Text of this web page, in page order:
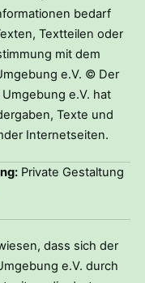
bedarf
Textteilen oder
mit dem
e.V. © Der
e.V. hat
Texte und
Internetseiten.
Private Gestaltung
dass sich der
e.V. durch